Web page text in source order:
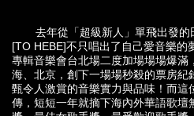
去年從「超級新人」單飛出發的
[TO HEBE]不只唱出了自己愛音樂的
專輯音樂會台北場二度加場場場爆滿
海、北京，創下一場場秒殺的票房紀
甄令人激賞的音樂實力與品味！而這
傳，短短一年就摘下海內外華語歌壇